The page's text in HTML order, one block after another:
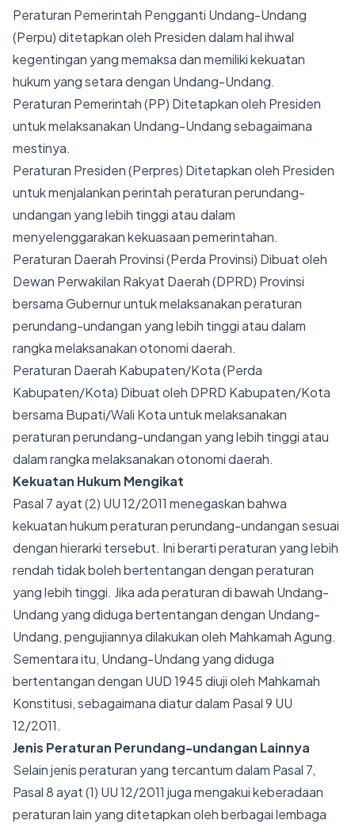
Peraturan Pemerintah Pengganti Undang-Undang
(Perpu) ditetapkan oleh Presiden dalam hal ihwal
kegentingan yang memaksa dan memiliki kekuatan
hukum yang setara dengan Undang-Undang.
Peraturan Pemerintah (PP) Ditetapkan oleh Presiden
untuk melaksanakan Undang-Undang sebagaimana
mestinya.
Peraturan Presiden (Perpres) Ditetapkan oleh Presiden
untuk menjalankan perintah peraturan perundang-
undangan yang lebih tinggi atau dalam
menyelenggarakan kekuasaan pemerintahan.
Peraturan Daerah Provinsi (Perda Provinsi) Dibuat oleh
Dewan Perwakilan Rakyat Daerah (DPRD) Provinsi
bersama Gubernur untuk melaksanakan peraturan
perundang-undangan yang lebih tinggi atau dalam
rangka melaksanakan otonomi daerah.
Peraturan Daerah Kabupaten/Kota (Perda
Kabupaten/Kota) Dibuat oleh DPRD Kabupaten/Kota
bersama Bupati/Wali Kota untuk melaksanakan
peraturan perundang-undangan yang lebih tinggi atau
dalam rangka melaksanakan otonomi daerah.
Kekuatan Hukum Mengikat
Pasal 7 ayat (2) UU 12/2011 menegaskan bahwa
kekuatan hukum peraturan perundang-undangan sesuai
dengan hierarki tersebut. Ini berarti peraturan yang lebih
rendah tidak boleh bertentangan dengan peraturan
yang lebih tinggi. Jika ada peraturan di bawah Undang-
Undang yang diduga bertentangan dengan Undang-
Undang, pengujiannya dilakukan oleh Mahkamah Agung.
Sementara itu, Undang-Undang yang diduga
bertentangan dengan UUD 1945 diuji oleh Mahkamah
Konstitusi, sebagaimana diatur dalam Pasal 9 UU
12/2011.
Jenis Peraturan Perundang-undangan Lainnya
Selain jenis peraturan yang tercantum dalam Pasal 7,
Pasal 8 ayat (1) UU 12/2011 juga mengakui keberadaan
peraturan lain yang ditetapkan oleh berbagai lembaga